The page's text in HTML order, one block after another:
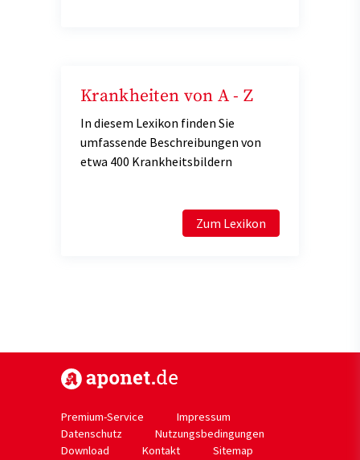
Krankheiten von A - Z
In diesem Lexikon finden Sie
umfassende Beschreibungen von
etwa 400 Krankheitsbildern
Zum Lexikon
Premium-Service
Impressum
Datenschutz
Nutzungsbedingungen
Download
Kontakt Sitemap